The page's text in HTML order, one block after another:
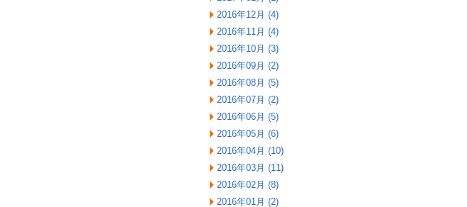
2016年12月 (4)
2016年11月 (4)
2016年10月 (3)
2016年09月 (2)
2016年08月 (5)
2016年07月 (2)
2016年06月 (5)
2016年05月 (6)
2016年04月 (10)
2016年03月 (11)
2016年02月 (8)
2016年01月 (2)